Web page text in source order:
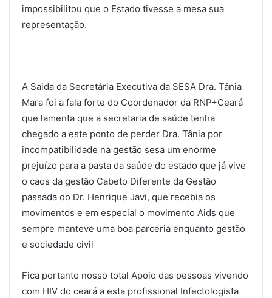
impossibilitou que o Estado tivesse a mesa sua
representação.
A Saida da Secretária Executiva da SESA Dra. Tânia
Mara foi a fala forte do Coordenador da RNP+Ceará
que lamenta que a secretaria de saúde tenha
chegado a este ponto de perder Dra. Tânia por
incompatibilidade na gestão sesa um enorme
prejuízo para a pasta da saúde do estado que já vive
o caos da gestão Cabeto Diferente da Gestão
passada do Dr. Henrique Javi, que recebia os
movimentos e em especial o movimento Aids que
sempre manteve uma boa parceria enquanto gestão
e sociedade civil
Fica portanto nosso total Apoio das pessoas vivendo
com HIV do ceará a esta profissional Infectologista